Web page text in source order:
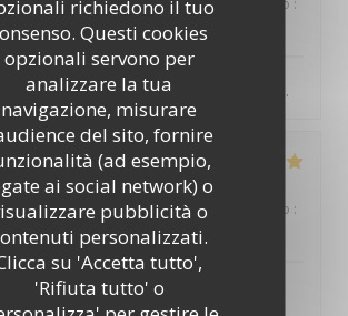
richiedono il tuo
Questi cookies
opzionali servono per
analizzare la tua
navigazione, misurare
del sito, fornire
(ad esempio,
ai social network) o
pubblicità o
personalizzati.
su 'Accetta tutto',
'Rifiuta tutto' o
restaurants abordable de Villefranche.
- Ospiti 3
:5/5 Cucina: 5/5 Qualità / Prezzo :
équipe au top, diner excellent